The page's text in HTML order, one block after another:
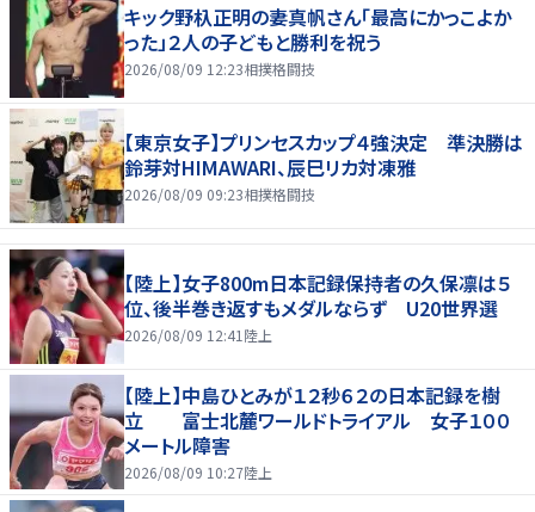
キック野杁正明の妻真帆さん「最高にかっこよか
った」２人の子どもと勝利を祝う
2026/08/09 12:23相撲格闘技
【東京女子】プリンセスカップ４強決定 準決勝は
鈴芽対HIMAWARI、辰巳リカ対凍雅
2026/08/09 09:23相撲格闘技
【陸上】女子800m日本記録保持者の久保凛は５
位、後半巻き返すもメダルならず U20世界選
2026/08/09 12:41 陸上
【陸上】中島ひとみが１２秒６２の日本記録を樹
立 富士北麓ワールドトライアル 女子１００
メートル障害
2026/08/09 10:27陸上